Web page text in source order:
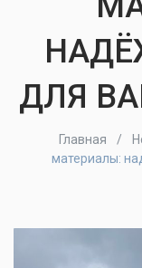
ДЛЯ
Главная
материалы: